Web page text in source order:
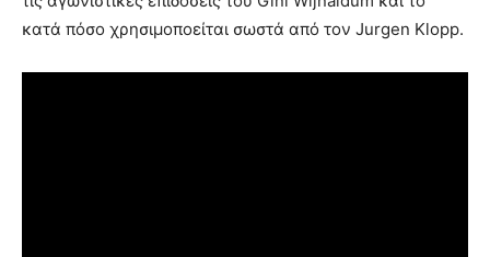
κατά πόσο χρησιμοποείται σωστά από τον Jurgen Klopp.